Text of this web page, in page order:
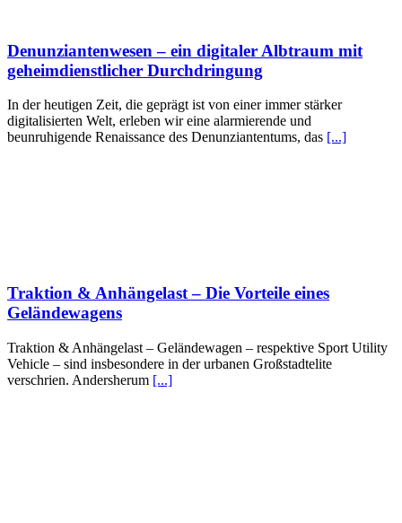
Denunziantenwesen – ein digitaler Albtraum mit
geheimdienstlicher Durchdringung
In der heutigen Zeit, die geprägt ist von einer immer stärker
digitalisierten Welt, erleben wir eine alarmierende und
beunruhigende Renaissance des Denunziantentums, das [...]
Traktion & Anhängelast – Die Vorteile eines
Geländewagens
Traktion & Anhängelast – Geländewagen – respektive Sport Utility
Vehicle – sind insbesondere in der urbanen Großstadtelite
verschrien. Andersherum [...]